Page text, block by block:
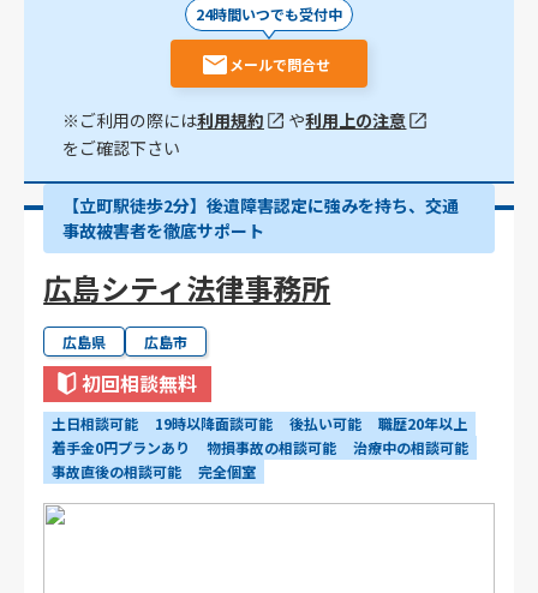
24時間いつでも受付中
メールで問合せ
※ご利用の際には利用規約 や利用上の注意
をご確認下さい
【立町駅徒歩2分】後遺障害認定に強みを持ち、交通
事故被害者を徹底サポート
広島シティ法律事務所
広島県 広島市
初回相談無料
土日相談可能 19時以降面談可能 後払い可能
職歴20年以上
着手金0円プランあり
物損事故の相談可能
治療中の相談可能
事故直後の相談可能
完全個室